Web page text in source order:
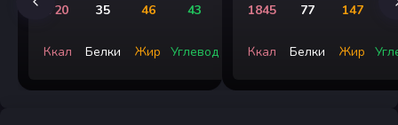
720
Ккал
35
Белки
46
Жир
43
Углевод
1845
Ккал
77
Белки
147
Жир